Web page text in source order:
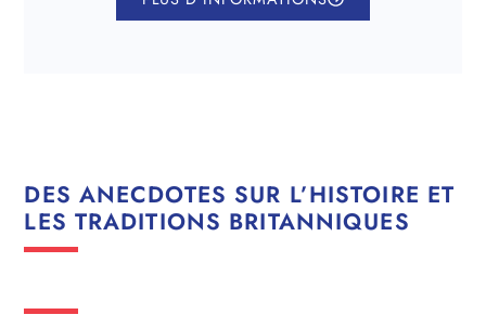
DES ANECDOTES SUR L’HISTOIRE ET
LES TRADITIONS BRITANNIQUES